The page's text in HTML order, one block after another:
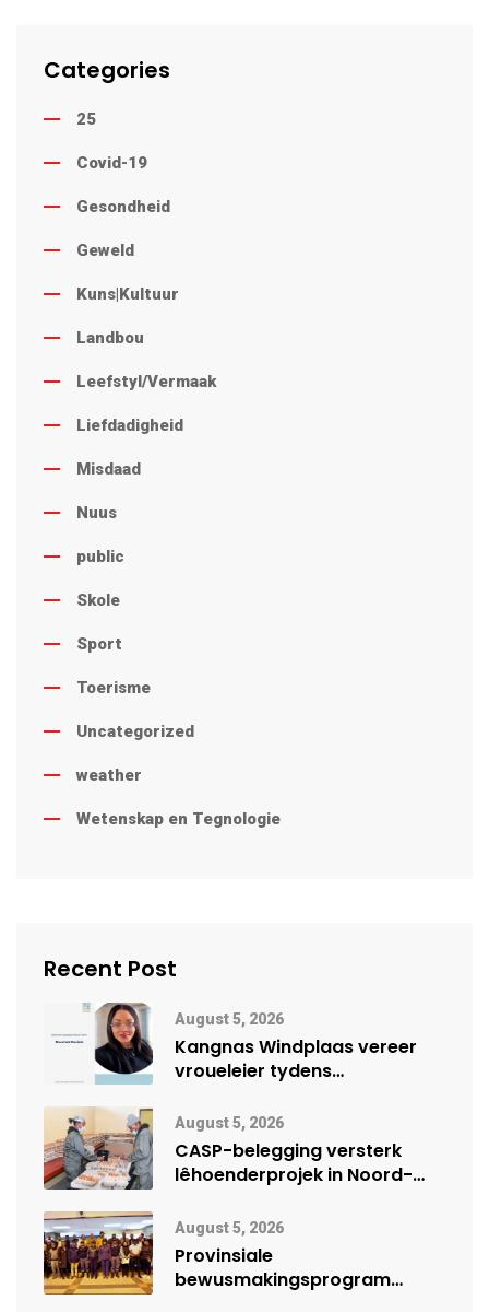
Categories
25
Covid-19
Gesondheid
Geweld
Kuns|Kultuur
Landbou
Leefstyl/Vermaak
Liefdadigheid
Misdaad
Nuus
public
Skole
Sport
Toerisme
Uncategorized
weather
Wetenskap en Tegnologie
Recent Post
August 5, 2026
Kangnas Windplaas vereer
vroueleier tydens
August 5, 2026
CASP-belegging versterk
lêhoenderprojek in Noord-
August 5, 2026
Provinsiale
bewusmakingsprogram